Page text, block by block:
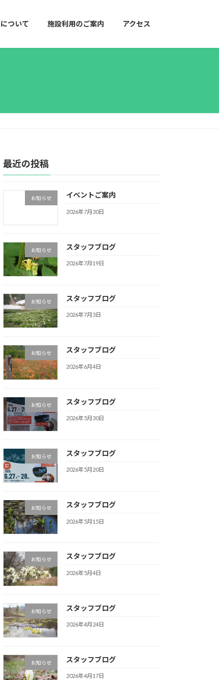
ついて 施設利用のご案内 アクセス
最近の投稿
お知らせ イベントご案内
2026年7月30日
お知らせ スタッフブログ
2026年7月19日
お知らせ スタッフブログ
2026年7月3日
お知らせ スタッフブログ
2026年6月4日
お知らせ スタッフブログ
2026年5月30日
お知らせ スタッフブログ
2026年5月20日
お知らせ スタッフブログ
2026年5月15日
お知らせ スタッフブログ
2026年5月4日
お知らせ スタッフブログ
2026年4月24日
お知らせ スタッフブログ
2026年4月17日